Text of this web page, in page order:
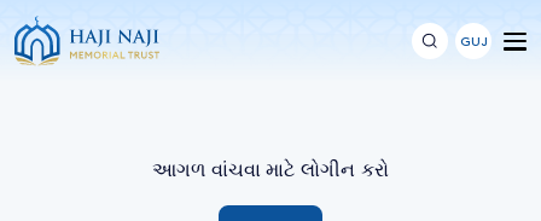
GUJ
આગળ વાંચવા માટે લોગીન કરો